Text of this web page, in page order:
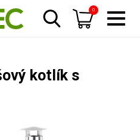
0
kotlík s